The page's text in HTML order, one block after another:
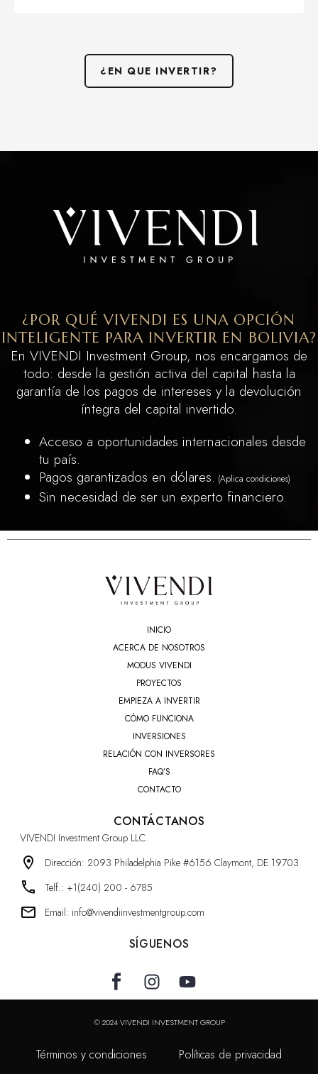
¿EN QUE INVERTIR?
¿POR QUÉ VIVENDI ES UNA OPCIÓN
INTELIGENTE PARA INVERTIR EN BOLIVIA?
En VIVENDI Investment Group, nos encargamos de
todo: desde la gestión activa del capital hasta la
garantía de los pagos de intereses y la devolución
íntegra del capital invertido.
Acceso a oportunidades internacionales desde
tu país.
Pagos garantizados en dólares. (Aplica condiciones)
Sin necesidad de ser un experto financiero.
INICIO
ACERCA DE NOSOTROS
MODUS VIVENDI
PROYECTOS
EMPIEZA A INVERTIR
CÓMO FUNCIONA
INVERSIONES
RELACIÓN CON INVERSORES
FAQ’S
CONTACTO
CONTÁCTANOS
VIVENDI Investment Group LLC.
Dirección: 2093 Philadelphia Pike #6156 Claymont, DE 19703
Telf.: +1(240) 200 - 6785
Email: info@vivendiinvestmentgroup.com
SÍGUENOS
© 2024 VIVENDI INVESTMENT GROUP
Términos y condiciones Políticas de privacidad